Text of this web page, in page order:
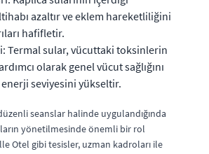
azaltır ve eklem hareketliliğini
hafifletir.
Termal sular, vücuttaki toksinlerin
olarak genel vücut sağlığını
seviyesini yükseltir.
seanslar halinde uygulandığında
yönetilmesinde önemli bir rol
Otel gibi tesisler, uzman kadroları ile